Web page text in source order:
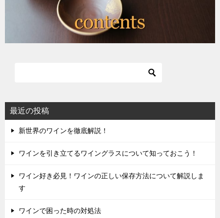
最近の投稿
新世界のワインを徹底解説！
ワインを引き立てるワイングラスについて知っておこう！
ワイン好き必見！ワインの正しい保存方法について解説しま
す
ワインで困った時の対処法